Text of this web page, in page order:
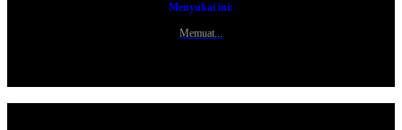
Menyukai ini:
Memuat...